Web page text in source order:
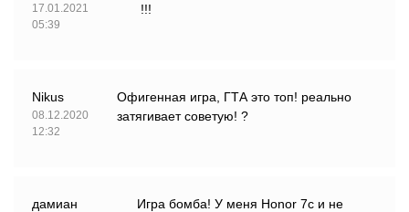
17.01.2021
05:39
!!!
Nikus
08.12.2020
12:32
Офигенная игра, ГТА это топ! реально
затягивает советую! ?
дамиан
Игра бомба! У меня Honor 7c и не